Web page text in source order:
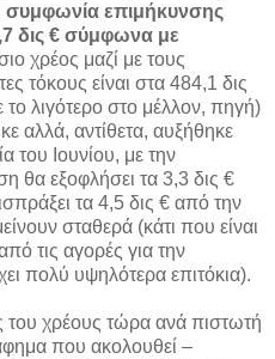
συμφωνία επιμήκυνσης
δις € σύμφωνα με
χρέος μαζί με τους
τόκους είναι στα 484,1 δις
λιγότερο στο μέλλον, πηγή)
αλλά, αντίθετα, αυξήθηκε
του Ιουνίου, με την
εξοφλήσει τα 3,3 δις €
τα 4,5 δις € από την
σταθερά (κάτι που είναι
τις αγορές για την
πολύ υψηλότερα επιτόκια).
του χρέους τώρα ανά πιστωτή
που ακολουθεί –